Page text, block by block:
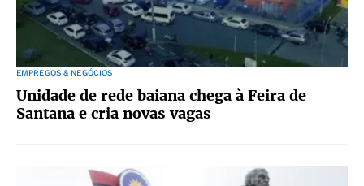
EMPREGOS & NEGÓCIOS
Unidade de rede baiana chega à Feira de
Santana e cria novas vagas